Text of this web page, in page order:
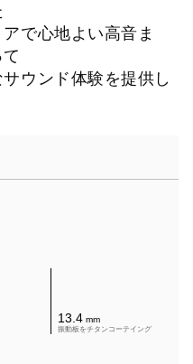
で心地よい高音ま
ウンド体験を提供し
13.4 mm
振動板をチタンコーテイング